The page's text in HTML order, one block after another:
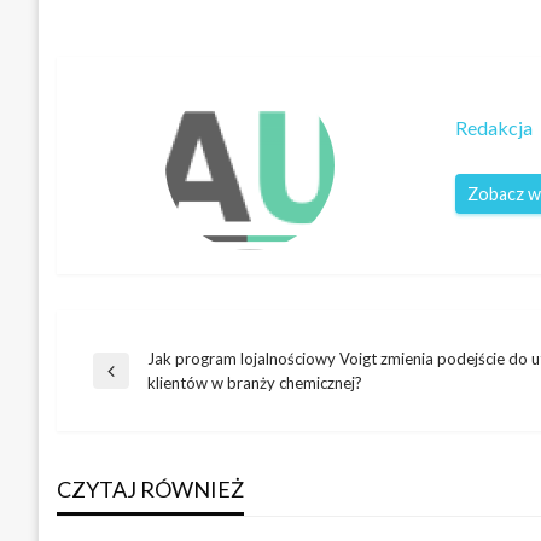
Redakcja
Zobacz
Nawigacja
Poprzedni
Jak program lojalnościowy Voigt zmienia podejście do
klientów w branży chemicznej?
CZYTAJ RÓWNIEŻ